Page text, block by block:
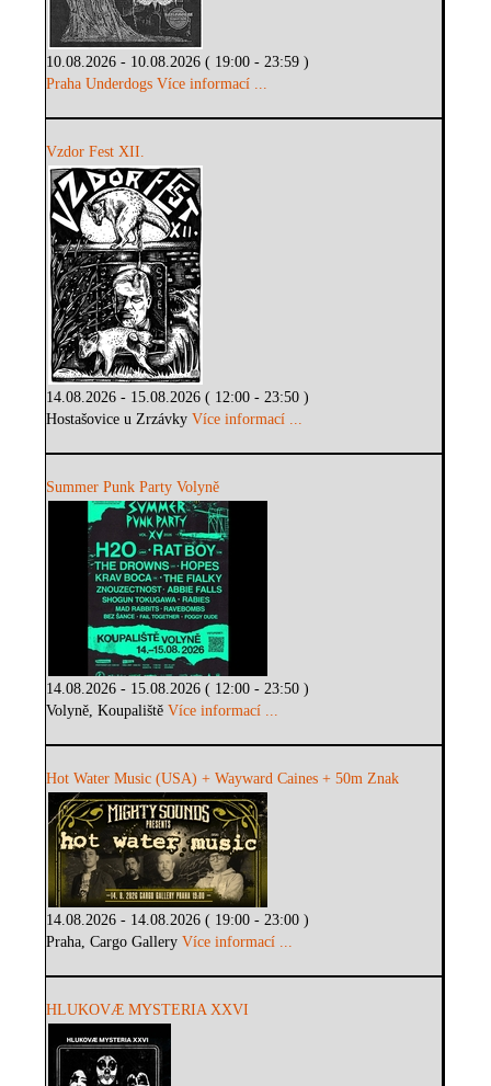
10.08.2026 - 10.08.2026 ( 19:00 - 23:59 )
Praha Underdogs Více informací ...
Vzdor Fest XII.
14.08.2026 - 15.08.2026 ( 12:00 - 23:50 )
Hostašovice u ZrzávkyVíce informací ...
Summer Punk Party Volyně
14.08.2026 - 15.08.2026 ( 12:00 - 23:50 )
Volyně, KoupalištěVíce informací ...
Hot Water Music (USA) + Wayward Caines + 50m Znak
14.08.2026 - 14.08.2026 ( 19:00 - 23:00 )
Praha, Cargo GalleryVíce informací ...
HLUKOVÆ MYSTERIA XXVI